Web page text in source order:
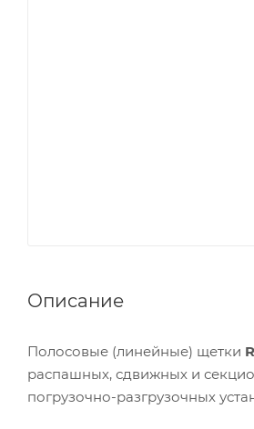
Описание
Полосовые (линейные) щетки
распашных, сдвижных и
погрузочно-разгрузочных